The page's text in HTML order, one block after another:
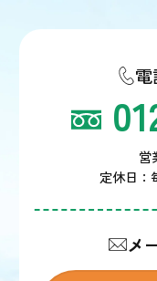
営
定休日：
メ